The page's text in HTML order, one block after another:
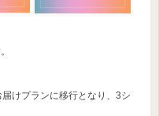
けプランに移行となり、3シ